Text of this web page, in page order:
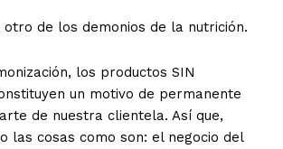
de los demonios de la nutrición.
los productos SIN
un motivo de permanente
de nuestra clientela. Así que,
las cosas como son: el negocio del